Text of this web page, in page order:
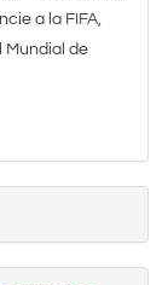
a la FIFA,
Mundial de